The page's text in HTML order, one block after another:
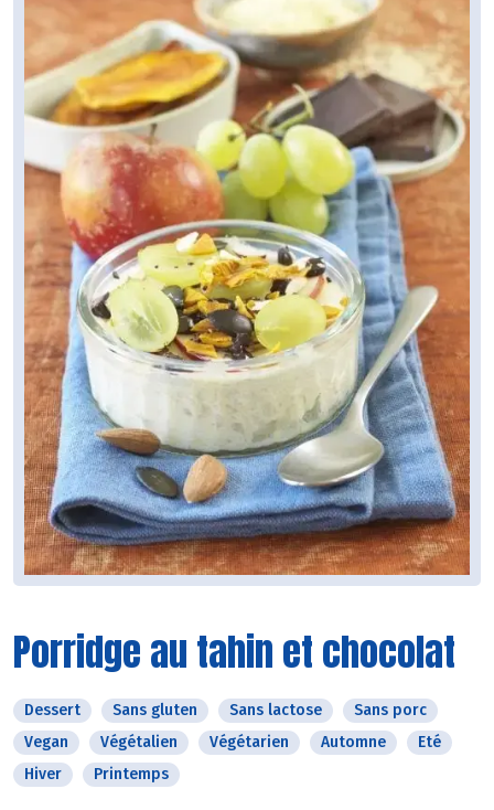
Porridge au tahin et chocolat
Dessert Sans gluten Sans lactose
Sans porc
Vegan
Végétalien Végétarien Automne
Eté
Hiver
Printemps